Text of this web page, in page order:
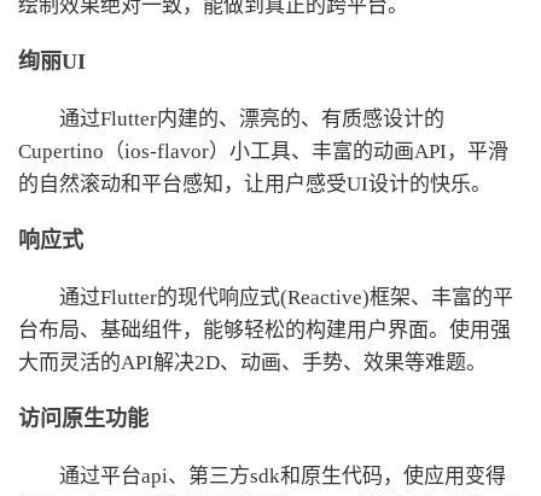
绘制效果绝对一致，能做到真正的跨平台。
绚丽UI
通过Flutter内建的、漂亮的、有质感设计的
Cupertino（ios-flavor）小工具、丰富的动画API，平滑
的自然滚动和平台感知，让用户感受UI设计的快乐。
响应式
通过Flutter的现代响应式(Reactive)框架、丰富的平
台布局、基础组件，能够轻松的构建用户界面。使用强
大而灵活的API解决2D、动画、手势、效果等难题。
访问原生功能
通过平台api、第三方sdk和原生代码，使应用变得